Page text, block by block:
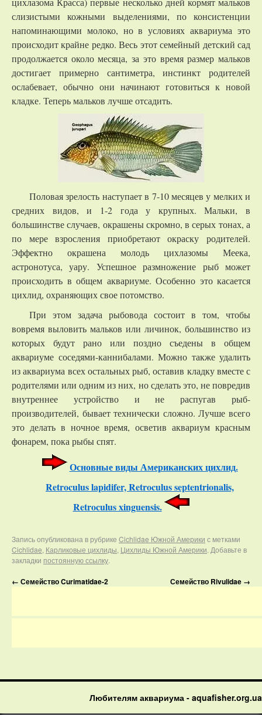
слизистыми кожными выделениями, по консистенции
напоминающими молоко, но в условиях аквариума это
происходит крайне редко. Весь этот семейный детский сад
продолжается около месяца, за это время размер мальков
достигает примерно сантиметра, инстинкт родителей
ослабевает, обычно они начинают готовиться к новой
кладке. Теперь мальков лучше отсадить.
Половая зрелость наступает в 7-10 месяцев у мелких и
средних видов, и 1-2 года у крупных. Мальки, в
большинстве случаев, окрашены скромно, в серых тонах, а
по мере взросления приобретают окраску родителей.
Эффектно окрашена молодь цихлазомы Меека,
астронотуса, уару. Успешное размножение рыб может
происходить в общем аквариуме. Особенно это касается
цихлид, охраняющих свое потомство.
При этом задача рыбовода состоит в том, чтобы
вовремя выловить мальков или личинок, большинство из
которых будут рано или поздно съедены в общем
аквариуме соседями-каннибалами. Можно также удалить
из аквариума всех остальных рыб, оставив кладку вместе с
родителями или одним из них, но сделать это, не повредив
внутреннее устройство и не распугав рыб-
производителей, бывает технически сложно. Лучше всего
это делать в ночное время, осветив аквариум красным
фонарем, пока рыбы спят.
Основные виды Американских цихлид.
Retroculus lapidifer, Retroculus septentrionalis,
Retroculus xinguensis.
Запись опубликована в рубрике Cichlidae Южной Америки с метками
Cichlidae, Карликовые цихлиды, Цихлиды Южной Америки. Добавьте в
закладки постоянную ссылку.
← Семейство Curimatidae-2 Семейство Rivulidae →
Любителям аквариума - aquafisher.org.ua